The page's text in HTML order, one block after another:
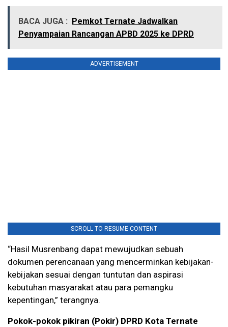
BACA JUGA :
Pemkot Ternate Jadwalkan
Penyampaian Rancangan APBD 2025 ke DPRD
ADVERTISEMENT
SCROLL TO RESUME CONTENT
“Hasil Musrenbang dapat mewujudkan sebuah
dokumen perencanaan yang mencerminkan kebijakan-
kebijakan sesuai dengan tuntutan dan aspirasi
kebutuhan masyarakat atau para pemangku
kepentingan,” terangnya.
Pokok-pokok pikiran (Pokir) DPRD Kota Ternate